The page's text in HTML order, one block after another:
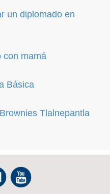
un diplomado en
con mamá
Básica
Tlalnepantla